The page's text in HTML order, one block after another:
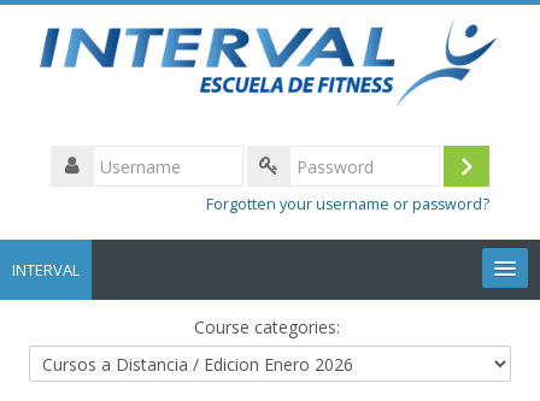
Username
Log
Forgotten your username or password?
INTERVAL
Course categories: